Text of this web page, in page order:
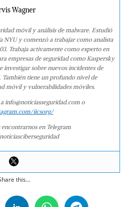
Wagner
móvil y análisis de malware. Estudió
NYU y comenzó a trabajar como analista
Trabaja activamente como experto en
empresas de seguridad como Kaspersky
investigar sobre nuevos incidentes de
tiene un profundo nivel de
móvil y vulnerabilidades móviles.
info@noticiasseguridad.com o
iicsorg/
encontrarnos en Telegram
this...